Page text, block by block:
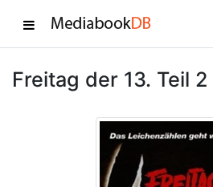
Freitag der 13. Teil 2